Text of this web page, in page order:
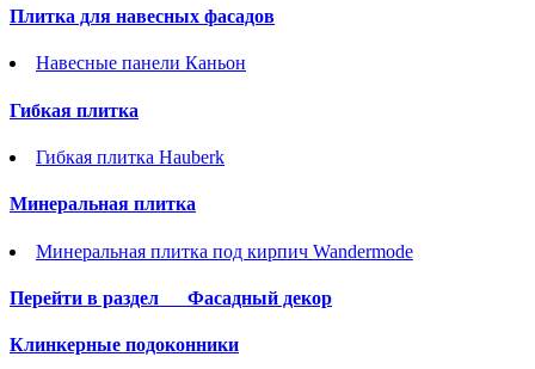
Плитка для навесных фасадов
Навесные панели Каньон
Гибкая плитка
Гибкая плитка Hauberk
Минеральная плитка
Минеральная плитка под кирпич Wandermode
Перейти в раздел Фасадный декор
Клинкерные подоконники